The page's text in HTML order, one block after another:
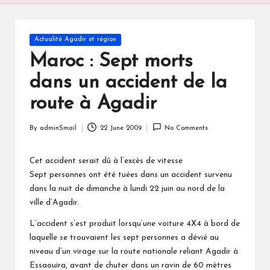
Posted
in
Actualité Agadir et région
Maroc : Sept morts
dans un accident de la
route à Agadir
By adminSmail 22 June 2009 No Comments
Cet accident serait dû à l’excès de vitesse
Sept personnes ont été tuées dans un accident survenu
dans la nuit de dimanche à lundi 22 juin au nord de la
ville d’Agadir.
L’accident s’est produit lorsqu’une voiture 4X4 à bord de
laquelle se trouvaient les sept personnes a dévié au
niveau d’un virage sur la route nationale reliant Agadir à
Essaouira, avant de chuter dans un ravin de 60 mètres